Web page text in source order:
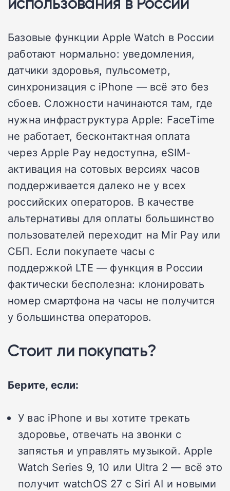
Базовые функции Apple Watch в России
работают нормально: уведомления,
датчики здоровья, пульсометр,
синхронизация с iPhone — всё это без
сбоев. Сложности начинаются там, где
нужна инфраструктура Apple: FaceTime
не работает, бесконтактная оплата
через Apple Pay недоступна, eSIM-
активация на сотовых версиях часов
поддерживается далеко не у всех
российских операторов. В качестве
альтернативы для оплаты большинство
пользователей переходит на Mir Pay или
СБП. Если покупаете часы с
поддержкой LTE — функция в России
фактически бесполезна: клонировать
номер смартфона на часы не получится
у большинства операторов.
Стоит ли покупать?
Берите, если:
У вас iPhone и вы хотите трекать
здоровье, отвечать на звонки с
запястья и управлять музыкой. Apple
Watch Series 9, 10 или Ultra 2 — всё это
получит watchOS 27 с Siri AI и новыми